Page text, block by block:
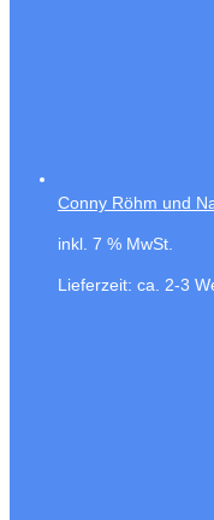
Conny Röhm und
inkl. 7 % MwSt.
Lieferzeit: ca. 2-3